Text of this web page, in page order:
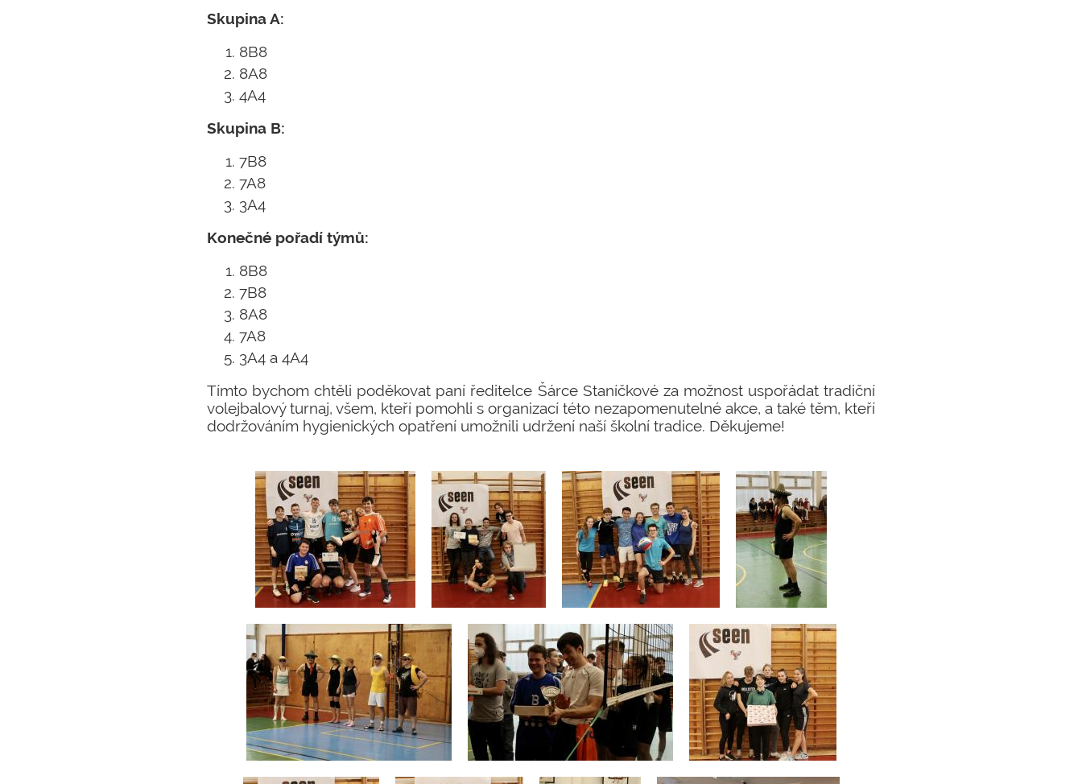
Skupina A:
8B8
8A8
4A4
Skupina B:
7B8
7A8
3A4
Konečné pořadí týmů:
8B8
7B8
8A8
7A8
3A4 a 4A4
Tímto bychom chtěli poděkovat paní ředitelce Šárce Staníčkové za možnost uspořádat tradiční
volejbalový turnaj, všem, kteří pomohli s organizací této nezapomenutelné akce, a také těm, kteří
dodržováním hygienických opatření umožnili udržení naší školní tradice. Děkujeme!